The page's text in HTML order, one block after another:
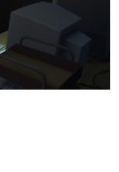
ターの青春〜
るマンガ家・田中圭
ガです。